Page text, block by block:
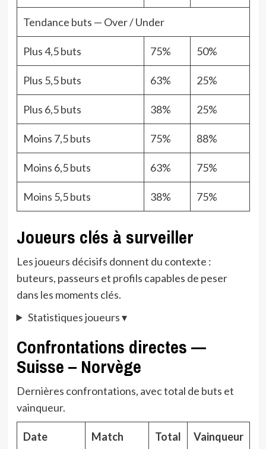
Tendance buts — Over / Under
Plus 4,5 buts 75% 50%
Plus 5,5 buts 63% 25%
Plus 6,5 buts 38% 25%
Moins 7,5 buts 75% 88%
Moins 6,5 buts 63% 75%
Moins 5,5 buts 38% 75%
Joueurs clés à surveiller
Les joueurs décisifs donnent du contexte :
buteurs, passeurs et profils capables de peser
dans les moments clés.
Statistiques joueurs▾
Confrontations directes —
Suisse – Norvège
Dernières confrontations, avec total de buts et
vainqueur.
Date Match Total Vainqueur